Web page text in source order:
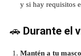
y si hay requisitos
🚗 Durante el
Mantén a tu